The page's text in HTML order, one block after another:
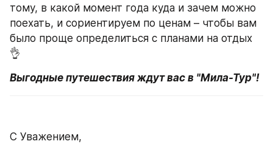
тому, в какой момент года куда и зачем можно
поехать, и сориентируем по ценам – чтобы вам
было проще определиться с планами на отдых
👌
Выгодные путешествия ждут вас в "Мила-Тур"!
С Уважением,